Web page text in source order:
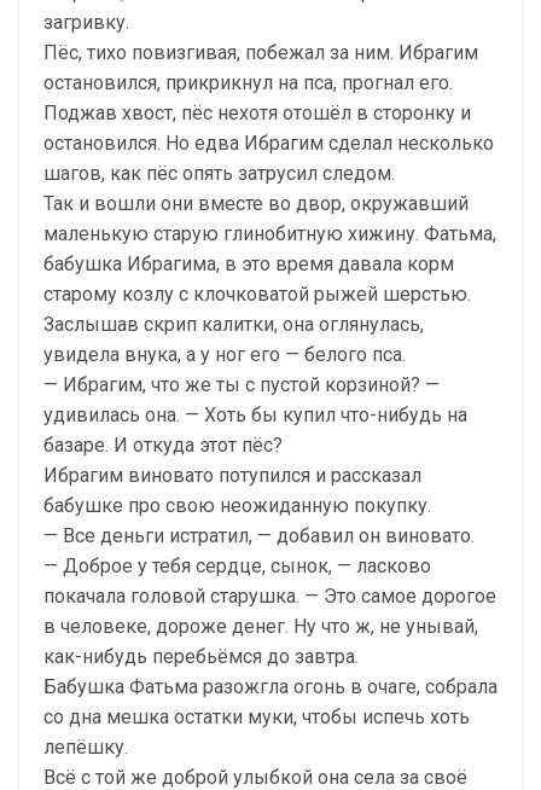
загривку.
Пёс, тихо повизгивая, побежал за ним. Ибрагим
остановился, прикрикнул на пса, прогнал его.
Поджав хвост, пёс нехотя отошёл в сторонку и
остановился. Но едва Ибрагим сделал несколько
шагов, как пёс опять затрусил следом.
Так и вошли они вместе во двор, окружавший
маленькую старую глинобитную хижину. Фатьма,
бабушка Ибрагима, в это время давала корм
старому козлу с клочковатой рыжей шерстью.
Заслышав скрип калитки, она оглянулась,
увидела внука, а у ног его — белого пса.
— Ибрагим, что же ты с пустой корзиной? —
удивилась она. — Хоть бы купил что-нибудь на
базаре. И откуда этот пёс?
Ибрагим виновато потупился и рассказал
бабушке про свою неожиданную покупку.
— Все деньги истратил, — добавил он виновато.
— Доброе у тебя сердце, сынок, — ласково
покачала головой старушка. — Это самое дорогое
в человеке, дороже денег. Ну что ж, не унывай,
как-нибудь перебьёмся до завтра.
Бабушка Фатьма разожгла огонь в очаге, собрала
со дна мешка остатки муки, чтобы испечь хоть
лепёшку.
Всё с той же доброй улыбкой она села за своё